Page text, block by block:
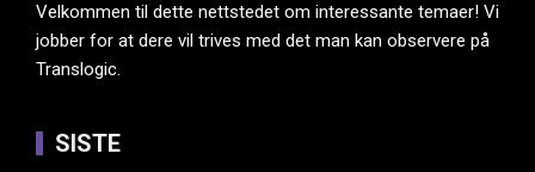
Velkommen til dette nettstedet om interessante temaer! Vi
jobber for at dere vil trives med det man kan observere på
Translogic.
SISTE